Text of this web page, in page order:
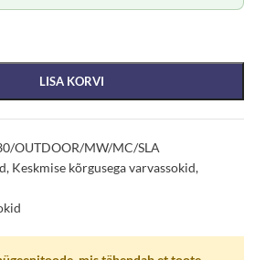
LISA KORVI
OUTDOOR/MW/MC/SLA
, Keskmise kõrgusega varvassokid,